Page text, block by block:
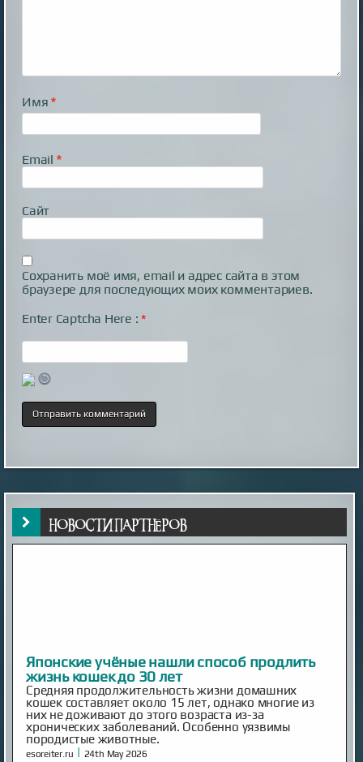
Имя*
Email *
Сайт
Сохранить моё имя, email и адрес сайта в этом
браузере для последующих моих комментариев.
Enter Captcha Here :*
НОВОСТИ ПАРТНЁРОВ
Японские учёные нашли способ продлить
жизнь кошек до 30 лет
Средняя продолжительность жизни домашних
кошек составляет около 15 лет, однако многие из
них не доживают до этого возраста из-за
хронических заболеваний. Особенно уязвимы
породистые животные.
esoreiter.ru | 24th May 2026